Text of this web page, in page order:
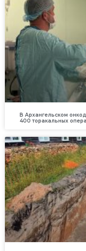
В Архангельском
400 торакальных